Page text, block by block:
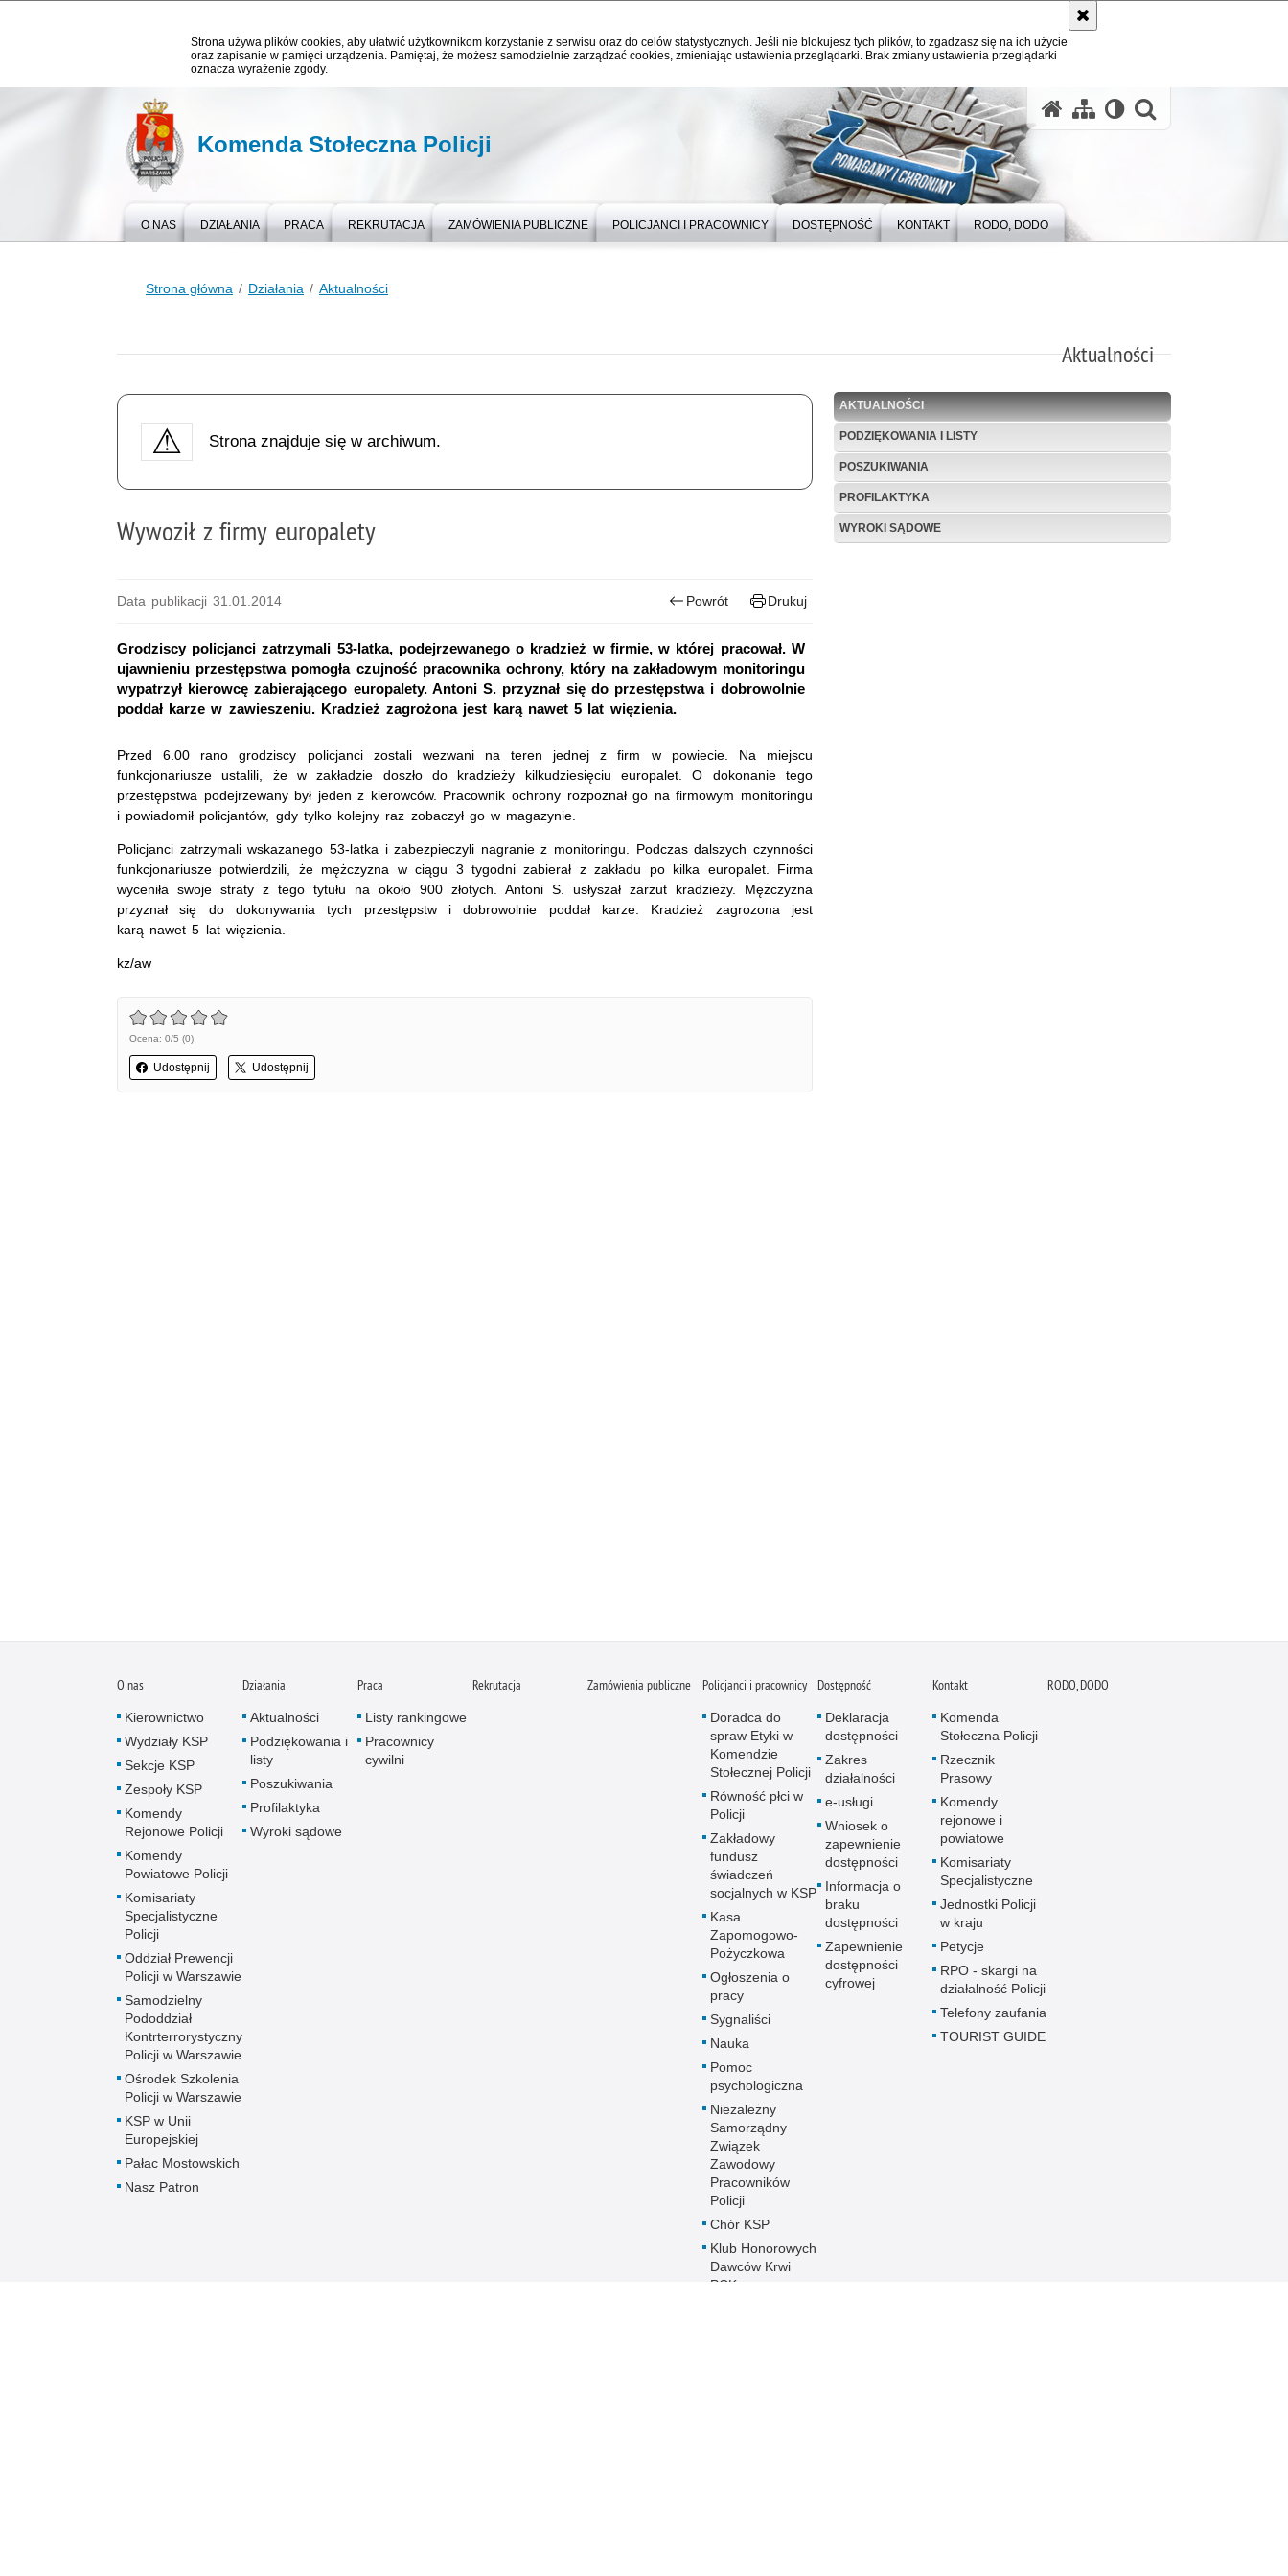
Strona używa plików cookies, aby ułatwić użytkownikom korzystanie z serwisu oraz do celów statystycznych. Jeśli nie blokujesz tych plików, to zgadzasz się na ich użycie
oraz zapisanie w pamięci urządzenia. Pamiętaj, że możesz samodzielnie zarządzać cookies, zmieniając ustawienia przeglądarki. Brak zmiany ustawienia przeglądarki
oznacza wyrażenie zgody.
Komenda Stołeczna Policji
O NAS DZIAŁANIA PRACA REKRUTACJA ZAMÓWIENIA PUBLICZNE POLICJANCI I PRACOWNICY DOSTĘPNOŚĆ KONTAKT RODO, DODO
Strona główna Działania Aktualności
Aktualności
Strona znajduje się w archiwum.
Wywoził z firmy europalety
Data publikacji 31.01.2014 Powrót Drukuj
Grodziscy policjanci zatrzymali 53-latka, podejrzewanego o kradzież w firmie, w której pracował. W
ujawnieniu przestępstwa pomogła czujność pracownika ochrony, który na zakładowym monitoringu
wypatrzył kierowcę zabierającego europalety. Antoni S. przyznał się do przestępstwa i dobrowolnie
poddał karze w zawieszeniu. Kradzież zagrożona jest karą nawet 5 lat więzienia.
Przed 6.00 rano grodziscy policjanci zostali wezwani na teren jednej z firm w powiecie. Na miejscu
funkcjonariusze ustalili, że w zakładzie doszło do kradzieży kilkudziesięciu europalet. O dokonanie tego
przestępstwa podejrzewany był jeden z kierowców. Pracownik ochrony rozpoznał go na firmowym monitoringu
i powiadomił policjantów, gdy tylko kolejny raz zobaczył go w magazynie.
Policjanci zatrzymali wskazanego 53-latka i zabezpieczyli nagranie z monitoringu. Podczas dalszych czynności
funkcjonariusze potwierdzili, że mężczyzna w ciągu 3 tygodni zabierał z zakładu po kilka europalet. Firma
wyceniła swoje straty z tego tytułu na około 900 złotych. Antoni S. usłyszał zarzut kradzieży. Mężczyzna
przyznał się do dokonywania tych przestępstw i dobrowolnie poddał karze. Kradzież zagrozona jest
karą nawet 5 lat więzienia.
kz/aw
Ocena: 0/5 (0)
Udostępnij Udostępnij
AKTUALNOŚCI
PODZIĘKOWANIA I LISTY
POSZUKIWANIA
PROFILAKTYKA
WYROKI SĄDOWE
O nas
Kierownictwo
Wydziały KSP
Sekcje KSP
Zespoły KSP
Komendy
Rejonowe Policji
Komendy
Powiatowe Policji
Komisariaty
Specjalistyczne
Policji
Oddział Prewencji
Policji w Warszawie
Samodzielny
Pododdział
Kontrterrorystyczny
Policji w Warszawie
Ośrodek Szkolenia
Policji w Warszawie
KSP w Unii
Europejskiej
Pałac Mostowskich
Nasz Patron
Działania
Aktualności
Podziękowania i
listy
Poszukiwania
Profilaktyka
Wyroki sądowe
Praca
Listy rankingowe
Pracownicy
cywilni
Rekrutacja Zamówienia publiczne Policjanci i pracownicy
Doradca do
spraw Etyki w
Komendzie
Stołecznej Policji
Równość płci w
Policji
Zakładowy
fundusz
świadczeń
socjalnych w KSP
Kasa
Zapomogowo-
Pożyczkowa
Ogłoszenia o
pracy
Sygnaliści
Nauka
Pomoc
psychologiczna
Niezależny
Samorządny
Związek
Zawodowy
Pracowników
Policji
Chór KSP
Klub Honorowych
Dawców Krwi
PCK przy
Dostępność
Deklaracja
dostępności
Zakres
działalności
e-usługi
Wniosek o
zapewnienie
dostępności
Informacja o
braku
dostępności
Zapewnienie
dostępności
cyfrowej
Kontakt
Komenda
Stołeczna Policji
Rzecznik
Prasowy
Komendy
rejonowe i
powiatowe
Komisariaty
Specjalistyczne
Jednostki Policji
w kraju
Petycje
RPO - skargi na
działalność Policji
Telefony zaufania
TOURIST GUIDE
RODO, DODO